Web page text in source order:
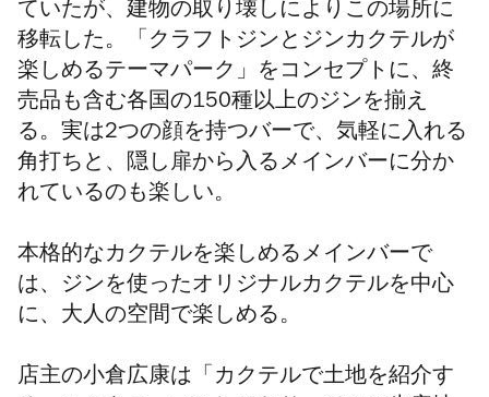
ていたが、建物の取り壊しによりこの場所に
移転した。
「クラフトジンとジンカクテルが
楽しめるテーマパーク」をコンセプトに、終
売品も含む各国の150種以上のジンを揃え
る。実は2つの顔を持つバーで、気軽に入れる
角打ちと、隠し扉から入るメインバーに分か
れているのも楽しい。
本格的なカクテルを楽しめるメインバーで
は、ジンを使ったオリジナルカクテルを中心
に、大人の空間で楽しめる。
店主の小倉広康は「カクテルで土地を紹介す